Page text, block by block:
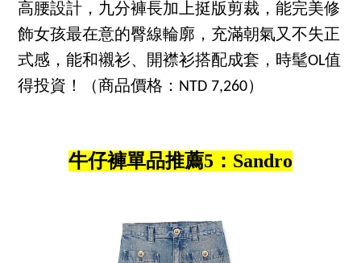
高腰設計，九分褲長加上挺版剪裁，能完美修
飾女孩最在意的臀線輪廓，充滿朝氣又不失正
式感，能和襯衫、開襟衫搭配成套，時髦OL值
得投資！（商品價格：NTD 7,260）
牛仔褲單品推薦5：Sandro